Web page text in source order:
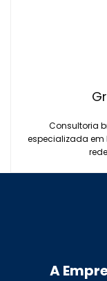
Consultoria
especializada em
A